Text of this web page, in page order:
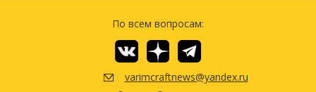
По всем вопросам:
varimcraftnews@yandex.ru